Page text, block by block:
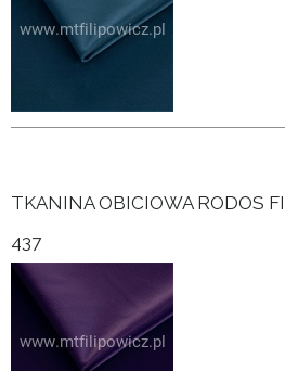
TKANINA OBICIOWA RODOS
437